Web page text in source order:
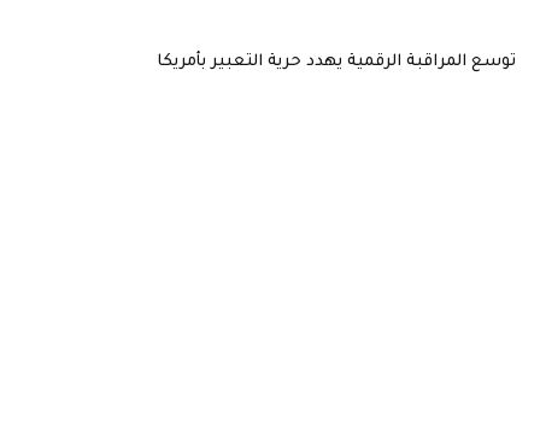
توسع المراقبة الرقمية يهدد حرية التعبير بأمريكا